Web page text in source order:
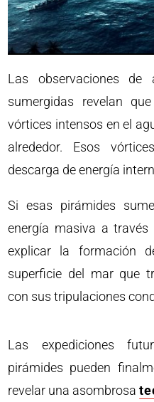
Las observaciones de
sumergidas revelan
vórtices intensos en el
alrededor. Esos
descarga de energía
Si esas pirámides
energía masiva a
explicar la formación
superficie del mar que
con sus tripulaciones
Las expediciones
pirámides pueden
revelar una asombrosa